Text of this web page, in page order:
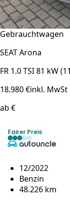
Gebrauchtwagen
SEAT Arona
FR 1.0 TSI 81 kW
18.980 €inkl. MwSt
ab €
Fairer Preis
12/2022
Benzin
48.226 km